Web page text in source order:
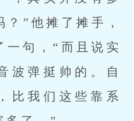
？”他摊了摊手，
一句，“而且说实
波弹挺帅的。自
比我们这些靠系